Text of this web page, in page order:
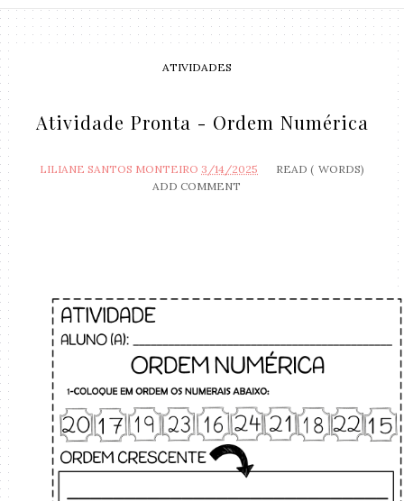
ATIVIDADES
Atividade Pronta - Ordem Numérica
LILIANE SANTOS MONTEIRO 3/14/2025 READ ( WORDS)
ADD COMMENT